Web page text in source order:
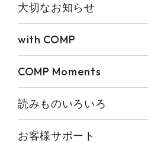
大切なお知らせ
with COMP
COMP Moments
読みものいろいろ
お客様サポート